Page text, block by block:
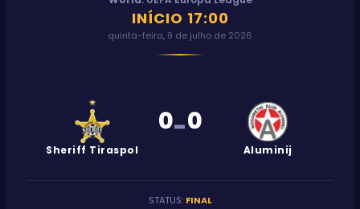
INÍCIO 17:00
quinta-feira, 9 de julho de 2026
Sheriff Tiraspol
0-0
Aluminij
STATUS: FINAL